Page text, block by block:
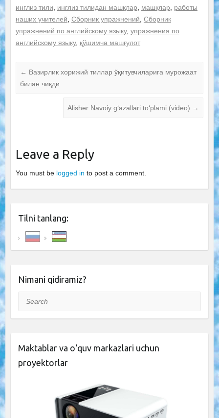
инглиз тили
инглиз тилидан машқлар машқлар
работы
наших учителей Сборник упражнений Сборник
упражнений по английскому языку, упражнения по
английскому языку, қўшимча машғулот
← Вазирлик хорижий тиллар ўқитувчиларига мурожаат
билан чиқди
Alisher Navoiy g‘azallari to‘plami (video) →
Leave a Reply
You must be logged in to post a comment.
Tilni tanlang:
Nimani qidiramiz?
Search
Maktablar va o‘quv markazlari uchun
proyektorlar